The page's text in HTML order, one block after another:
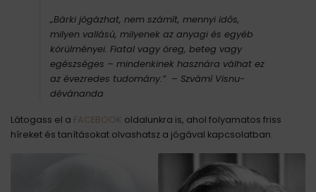
„Bárki jógázhat, nem számít, mennyi idős,
milyen vallású, milyenek az anyagi és egyéb
körülményei. Fiatal vagy öreg, beteg vagy
egészséges – mindenkinek hasznára válhat ez
az évezredes tudomány.” – Szvámí Visnu-
dévánanda
Látogass el a FACEBOOK oldalunkra is, ahol folyamatos friss
híreket és tanításokat olvashatsz a jógával kapcsolatban.